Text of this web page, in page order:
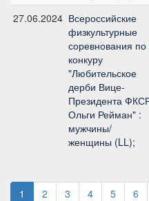
27.06.2024 Всероссийские
физкультурные
соревнования по
конкуру
"Любительское
дерби Вице-
Президента
Ольги Рейман" :
мужчины/
женщины (LL);
1 2 3 4 5 6